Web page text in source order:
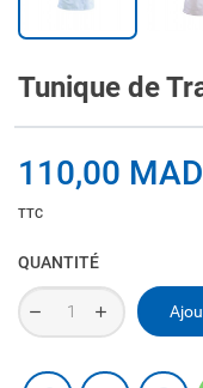
Tunique de
110,00 MAD
TTC
QUANTITÉ
Partager